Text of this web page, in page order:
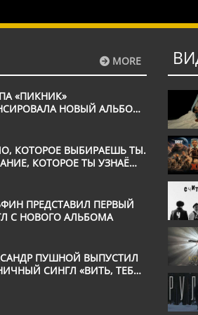
свыше 5 лет. За
MORE
«ПИКНИК»
НОВЫЙ АЛЬБОМ
КОТОРОЕ ВЫБИРАЕШЬ ТЫ.
КОТОРОЕ ТЫ УЗНАЁШЬ
ПРЕДСТАВИЛ ПЕРВЫЙ
С НОВОГО АЛЬБОМА
ПУШНОЙ ВЫПУСТИЛ
СИНГЛ «ВИТЬ, ТЕБЕ